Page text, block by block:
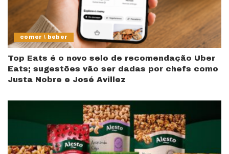
comer \ beber
Top Eats é o novo selo de recomendação Uber
Eats; sugestões vão ser dadas por chefs como
Justa Nobre e José Avillez